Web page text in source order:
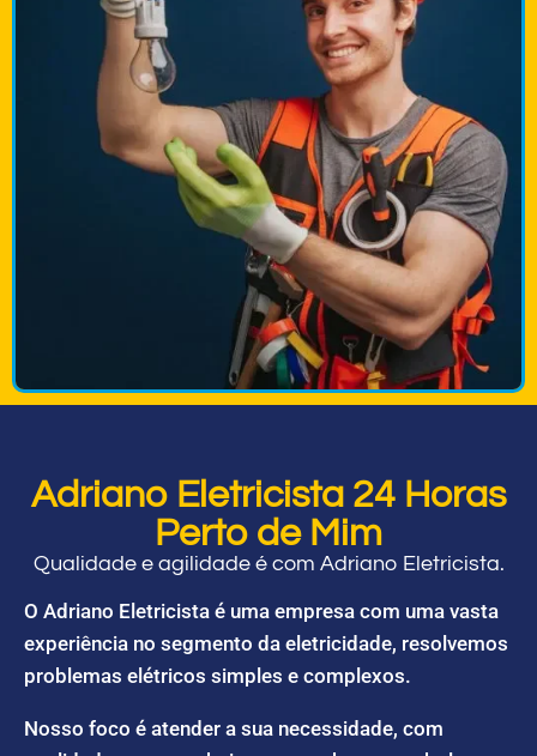
Adriano Eletricista 24 Horas
Perto de Mim
Qualidade e agilidade é com Adriano Eletricista.
O Adriano Eletricista é uma empresa com uma vasta
experiência no segmento da eletricidade, resolvemos
problemas elétricos simples e complexos.
Nosso foco é atender a sua necessidade, com